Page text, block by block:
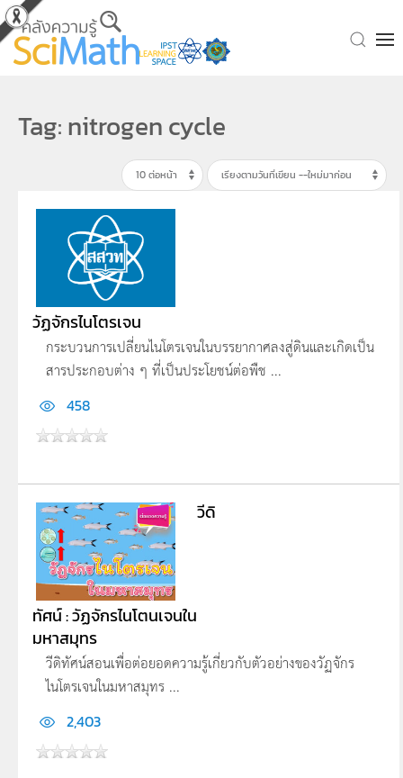
Skip to main content
Tag: nitrogen cycle
วัฏจักรไนโตรเจน
กระบวนการเปลี่ยนไนโตรเจนในบรรยากาศลงสู่ดินและเกิดเป็น
สารประกอบต่าง ๆ ที่เป็นประโยชน์ต่อพืช ...
458
วีดิ
ทัศน์ : วัฏจักรไนโตนเจนใน
มหาสมุทร
วีดิทัศน์สอนเพื่อต่อยอดความรู้เกี่ยวกับตัวอย่างของวัฏจักร
ไนโตรเจนในมหาสมุทร ...
2,403